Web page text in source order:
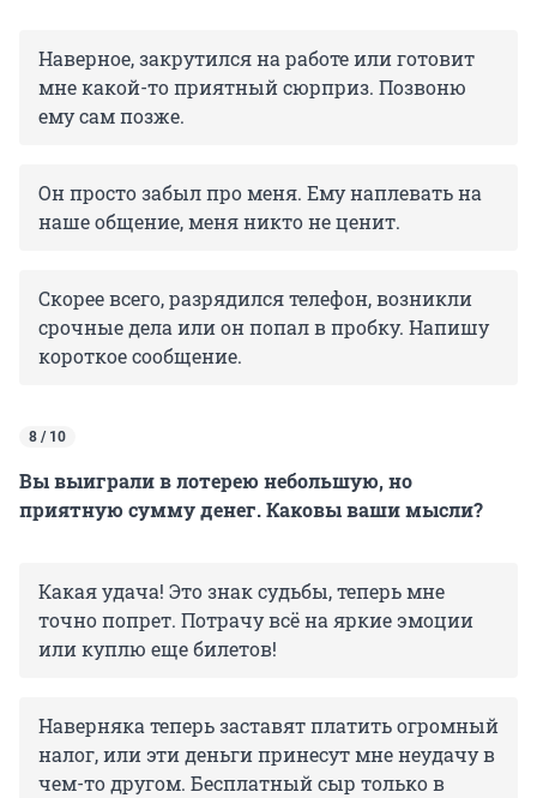
Наверное, закрутился на работе или готовит
мне какой-то приятный сюрприз. Позвоню
ему сам позже.
Он просто забыл про меня. Ему наплевать на
наше общение, меня никто не ценит.
Скорее всего, разрядился телефон, возникли
срочные дела или он попал в пробку. Напишу
короткое сообщение.
8 / 10
Вы выиграли в лотерею небольшую, но
приятную сумму денег. Каковы ваши мысли?
Какая удача! Это знак судьбы, теперь мне
точно попрет. Потрачу всё на яркие эмоции
или куплю еще билетов!
Наверняка теперь заставят платить огромный
налог, или эти деньги принесут мне неудачу в
чем-то другом. Бесплатный сыр только в